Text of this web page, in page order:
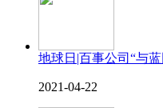
地球日|百事公司“与
2021-04-22